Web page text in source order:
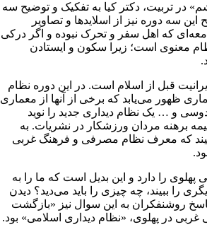
تربیت، دکتر کیا به تفکیک و توضیح سه
سه دوره نیز از اسلاید‌ها و تصاویر
که اهل سفر و تحرک نبوده و اگر درکی
معنوی است؛ زیرا سکون و ایستادن
قبل از اسلام است. در این دوره نظام
ظهور می‌یابد که برخی از آنها از معماری
و … یک نظام دیداری جدید را نوید
برهنه مردان ورزشکار در نشریات. به
که معرف نظام مصرفی و فرهنگ غربی
را دارد و این بدیل است که ما را به
ببیند، چه چیزی را باید می‌دید؟ دیدن
روشنفکران به این سوال نیز «بازگشت
در پهلوی، «نظام دیداری اسلامی» بود.